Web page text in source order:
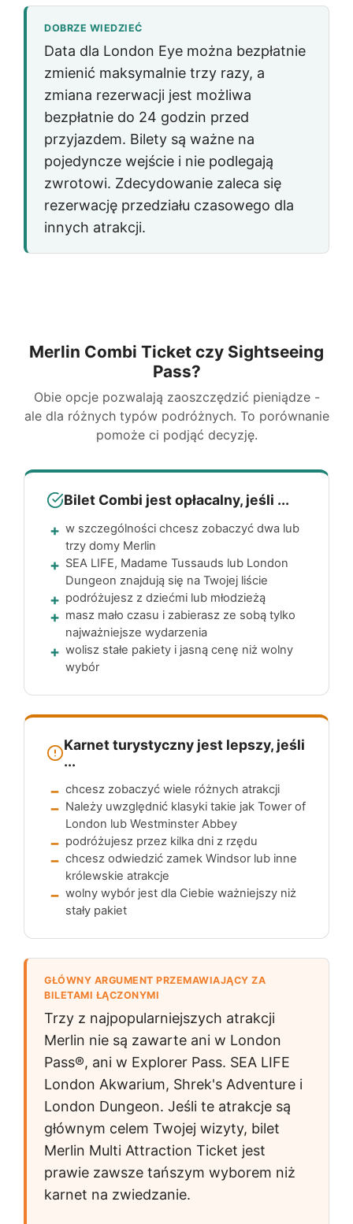
DOBRZE WIEDZIEĆ
Data dla London Eye można bezpłatnie
zmienić maksymalnie trzy razy, a
zmiana rezerwacji jest możliwa
bezpłatnie do 24 godzin przed
przyjazdem. Bilety są ważne na
pojedyncze wejście i nie podlegają
zwrotowi. Zdecydowanie zaleca się
rezerwację przedziału czasowego dla
innych atrakcji.
Merlin Combi Ticket czy Sightseeing
Pass?
Obie opcje pozwalają zaoszczędzić pieniądze -
ale dla różnych typów podróżnych. To porównanie
pomoże ci podjąć decyzję.
Bilet Combi jest opłacalny, jeśli ...
w szczególności chcesz zobaczyć dwa lub
trzy domy Merlin
SEA LIFE, Madame Tussauds lub London
Dungeon znajdują się na Twojej liście
podróżujesz z dziećmi lub młodzieżą
masz mało czasu i zabierasz ze sobą tylko
najważniejsze wydarzenia
wolisz stałe pakiety i jasną cenę niż wolny
wybór
Karnet turystyczny jest lepszy, jeśli
...
chcesz zobaczyć wiele różnych atrakcji
Należy uwzględnić klasyki takie jak Tower of
London lub Westminster Abbey
podróżujesz przez kilka dni z rzędu
chcesz odwiedzić zamek Windsor lub inne
królewskie atrakcje
wolny wybór jest dla Ciebie ważniejszy niż
stały pakiet
GŁÓWNY ARGUMENT PRZEMAWIAJĄCY ZA
BILETAMI ŁĄCZONYMI
Trzy z najpopularniejszych atrakcji
Merlin nie są zawarte ani w London
Pass®, ani w Explorer Pass. SEA LIFE
London Akwarium, Shrek's Adventure i
London Dungeon. Jeśli te atrakcje są
głównym celem Twojej wizyty, bilet
Merlin Multi Attraction Ticket jest
prawie zawsze tańszym wyborem niż
karnet na zwiedzanie.